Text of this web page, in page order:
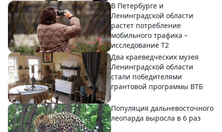
В Петербурге и
Ленинградской области
растет потребление
мобильного трафика –
исследование T2
Два краеведческих музея
Ленинградской области
стали победителями
грантовой программы ВТБ
Популяция дальневосточного
леопарда выросла в 6 раз